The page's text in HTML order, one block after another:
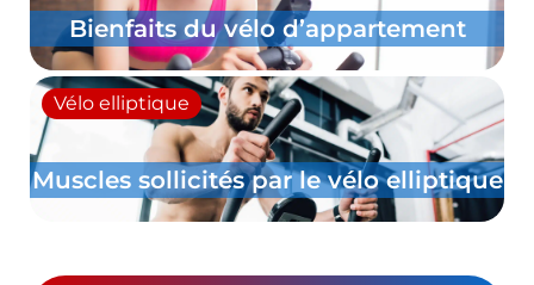
Muscu sans protéine
Maigrir
Déficit calorique calcul gratuit